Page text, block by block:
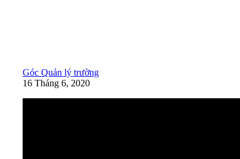
Góc Quản lý trường
16 Tháng 6, 2020